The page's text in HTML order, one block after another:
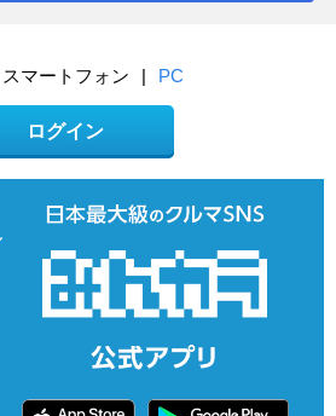
スマートフォン | PC
ログイン